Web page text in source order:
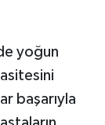
yoğun
başarıyla